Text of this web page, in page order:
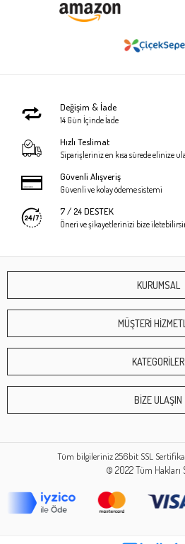
Değişim & İade
14 Gün İçinde İade
Hızlı Teslimat
Siparişleriniz en kısa sürede elinize
Güvenli Alışveriş
Güvenli ve kolay ödeme sistemi
7 / 24 DESTEK
Öneri ve şikayetlerinizi bize
KURUMSAL
MÜŞTERİ
KATEGORİLER
BİZE ULAŞIN
Tüm bilgileriniz 256bit SSL
© 2022Tüm Hakları